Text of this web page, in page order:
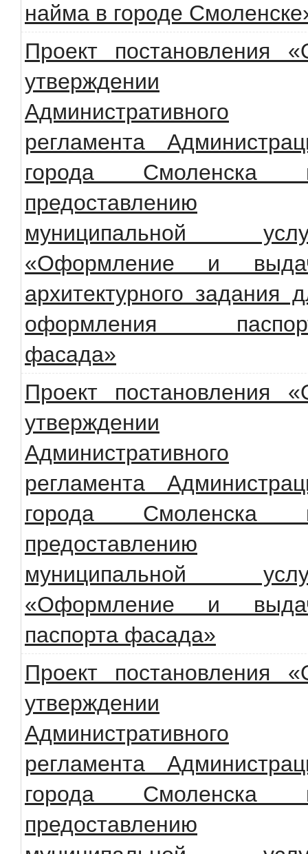
найма в городе
Проект постановления
утверждении
Административного
регламента
города Смоленска
предоставлению
муниципальной
«Оформление и
архитектурного задания
оформления
фасада»
Проект постановления
утверждении
Административного
регламента
города Смоленска
предоставлению
муниципальной
«Оформление и
паспорта фасада»
Проект постановления
утверждении
Административного
регламента
города Смоленска
предоставлению